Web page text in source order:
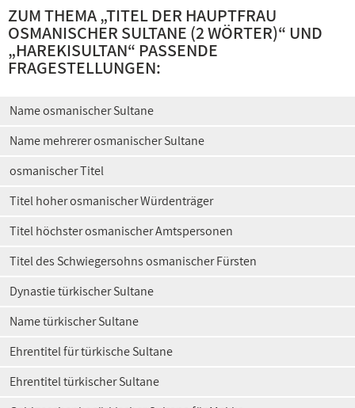
ZUM THEMA „TITEL DER HAUPTFRAU
OSMANISCHER SULTANE (2 WÖRTER)“ UND
„HAREKISULTAN“ PASSENDE
FRAGESTELLUNGEN:
Name osmanischer Sultane
Name mehrerer osmanischer Sultane
osmanischer Titel
Titel hoher osmanischer Würdenträger
Titel höchster osmanischer Amtspersonen
Titel des Schwiegersohns osmanischer Fürsten
Dynastie türkischer Sultane
Name türkischer Sultane
Ehrentitel für türkische Sultane
Ehrentitel türkischer Sultane